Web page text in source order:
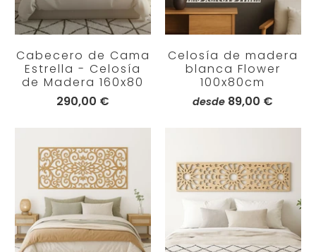
Cabecero de Cama
Estrella - Celosía
de Madera 160x80
290,00 €
Celosía de madera
blanca Flower
100x80cm
desde 89,00 €